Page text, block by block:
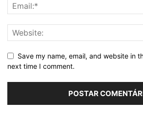
Save my name, email, and website in
next time I comment.